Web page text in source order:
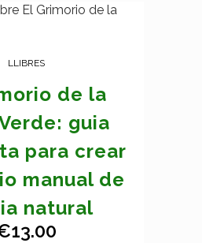
LLIBRES
de la
guia
para crear
manual de
natural
13.00